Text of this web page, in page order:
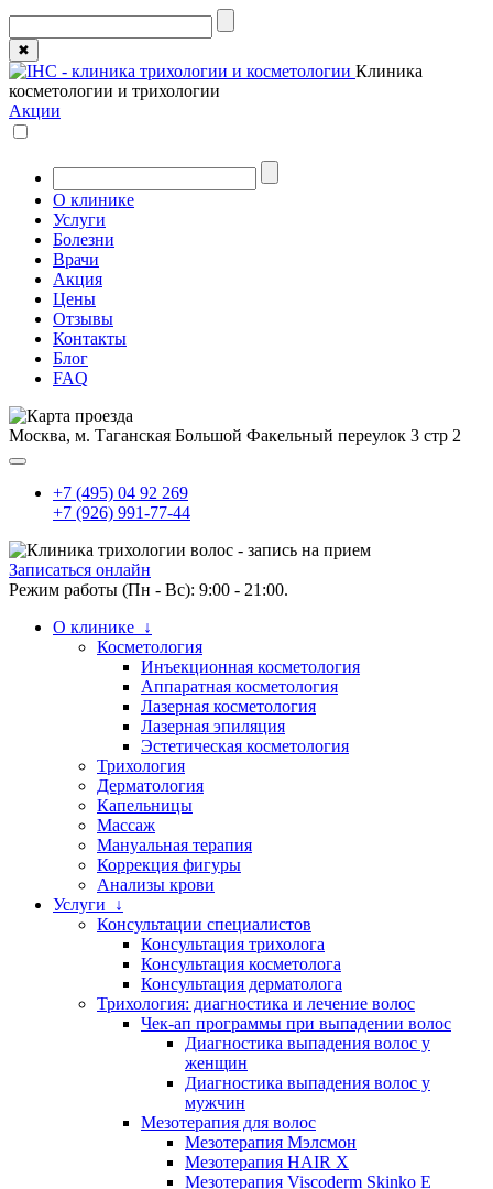
✖
Клиника
косметологии и трихологии
Акции
О клинике
Услуги
Болезни
Врачи
Акция
Цены
Отзывы
Контакты
Блог
FAQ
Москва, м. Таганская Большой Факельный переулок 3 стр 2
+7 (495) 04 92 269
+7 (926) 991-77-44
Записаться онлайн
Режим работы (Пн - Вс): 9:00 - 21:00.
О клинике ↓
Косметология
Инъекционная косметология
Аппаратная косметология
Лазерная косметология
Лазерная эпиляция
Эстетическая косметология
Трихология
Дерматология
Капельницы
Массаж
Мануальная терапия
Коррекция фигуры
Анализы крови
Услуги ↓
Консультации специалистов
Консультация трихолога
Консультация косметолога
Консультация дерматолога
Трихология: диагностика и лечение волос
Чек-ап программы при выпадении волос
Диагностика выпадения волос у
женщин
Диагностика выпадения волос у
мужчин
Мезотерапия для волос
Мезотерапия Мэлсмон
Мезотерапия HAIR X
Мезотерапия Viscoderm Skinko E